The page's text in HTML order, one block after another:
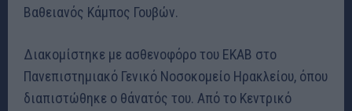
Βαθειανός Κάμπος Γουβών.
Διακομίστηκε με ασθενοφόρο του ΕΚΑΒ στο
Πανεπιστημιακό Γενικό Νοσοκομείο Ηρακλείου, όπου
διαπιστώθηκε ο θάνατός του. Από το Κεντρικό